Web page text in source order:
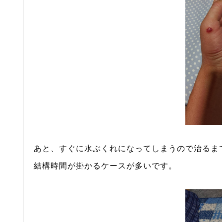
あと、すぐに水ぶくれになってしまうので治るま
結構時間が掛かるケースが多いです。